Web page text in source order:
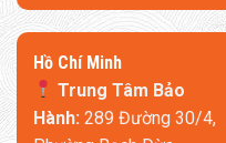
​Hồ Chí Minh
Trung Tâm Bảo
Hành: 289 Đường 30/4,